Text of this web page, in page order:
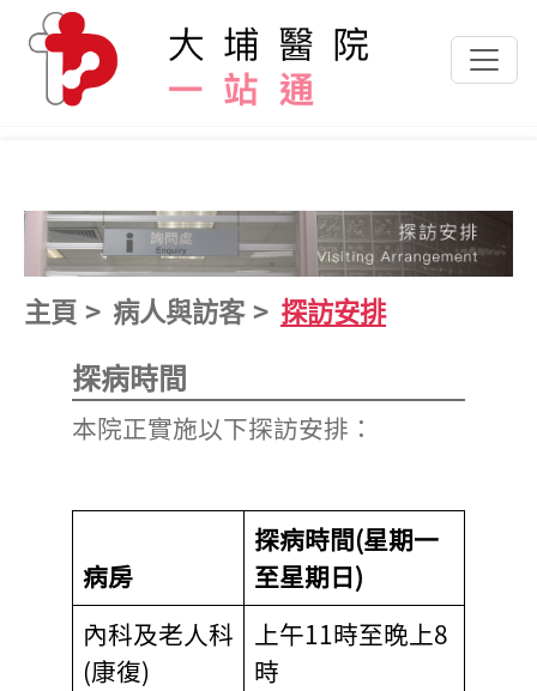
跳到主要內容
主頁 病人與訪客 探訪安排
探病時間
本院正實施以下探訪安排：
病房
探病時間(星期一
至星期日)
內科及老人科
(康復)
上午11時至晚上8
時